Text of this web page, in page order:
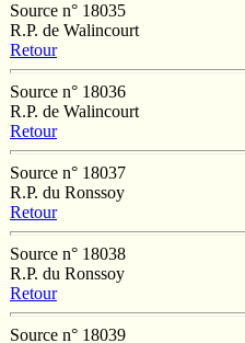
Source n° 18035
R.P. de Walincourt
Retour
Source n° 18036
R.P. de Walincourt
Retour
Source n° 18037
R.P. du Ronssoy
Retour
Source n° 18038
R.P. du Ronssoy
Retour
Source n° 18039